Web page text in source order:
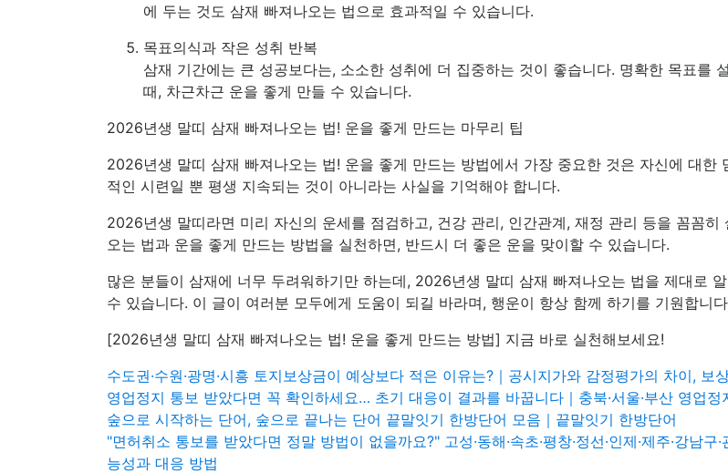
에 두는 것도 삼재 빠져나오는 법으로 효과적일 수 있습니다.
목표의식과 작은 성취 반복
삼재 기간에는 큰 성공보다는, 소소한 성취에 더 집중하는 것이 좋습니다. 명확한 목표를
때, 차근차근 운을 좋게 만들 수 있습니다.
2026년생 말띠 삼재 빠져나오는 법! 운을 좋게 만드는 마무리 팁
2026년생 말띠 삼재 빠져나오는 법! 운을 좋게 만드는 방법에서 가장 중요한 것은 자신에 대한
적인 시련일 뿐 평생 지속되는 것이 아니라는 사실을 기억해야 합니다.
2026년생 말띠라면 미리 자신의 운세를 점검하고, 건강 관리, 인간관계, 재정 관리 등을 꼼꼼
오는 법과 운을 좋게 만드는 방법을 실천하면, 반드시 더 좋은 운을 맞이할 수 있습니다.
많은 분들이 삼재에 너무 두려워하기만 하는데, 2026년생 말띠 삼재 빠져나오는 법을 제대로
수 있습니다. 이 글이 여러분 모두에게 도움이 되길 바라며, 행운이 항상 함께 하기를 기원합니
[2026년생 말띠 삼재 빠져나오는 법! 운을 좋게 만드는 방법] 지금 바로 실천해보세요!
수도권·수원·광명·시흥 토지보상금이 예상보다 적은 이유는?｜공시지가와 감정평가의 차이, 보
영업정지 통보 받았다면 꼭 확인하세요… 초기 대응이 결과를 바꿉니다｜충북·서울·부산 영업정
숲으로 시작하는 단어, 숲으로 끝나는 단어 끝말잇기 한방단어 모음｜끝말잇기 한방단어
"면허취소 통보를 받았다면 정말 방법이 없을까요?" 고성·동해·속초·평창·정선·인제·제주·강남
능성과 대응 방법